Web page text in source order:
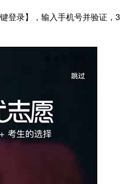
登录】，输入手机号并验证，3